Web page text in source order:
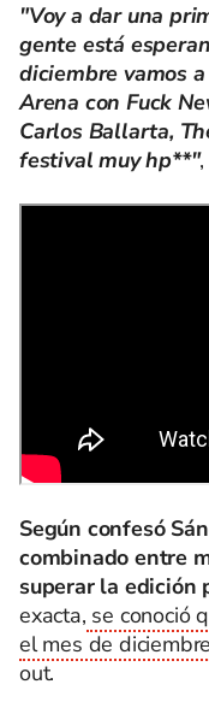
"Voy a dar una
gente está
diciembre vamos
Arena con Fuck
Carlos Ballarta,
festival muy hp**"
Según confesó
combinado entre
superar la edición
exacta, se conoció
el mes de diciembre
out.